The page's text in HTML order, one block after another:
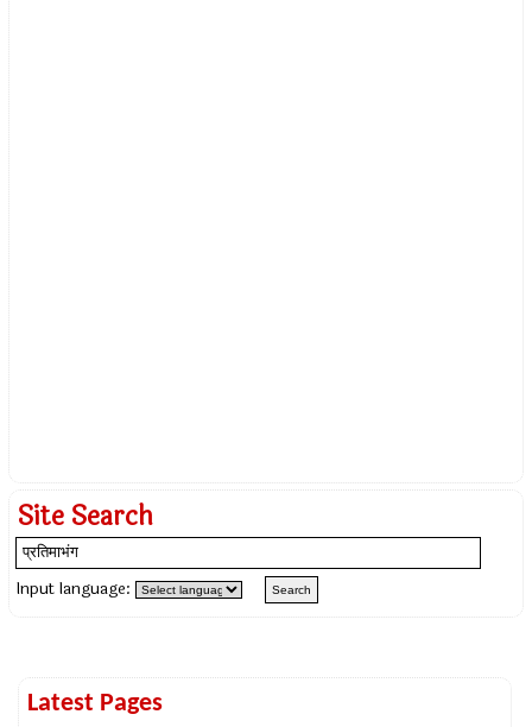
Site Search
Input language:
Latest Pages